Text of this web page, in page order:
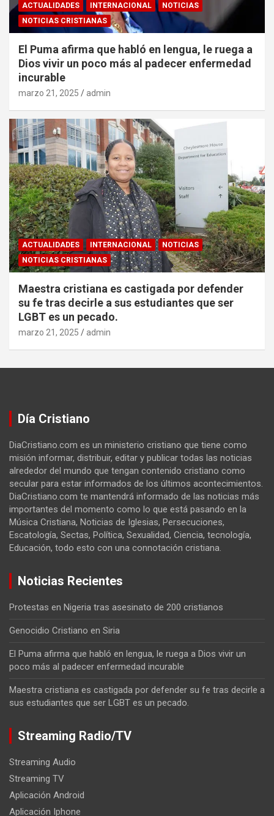
ACTUALIDADES INTERNACIONAL
NOTICIAS
NOTICIAS CRISTIANAS
El Puma afirma que habló en lengua, le ruega a
Dios vivir un poco más al padecer enfermedad
incurable
marzo 21, 2025 admin
ACTUALIDADES INTERNACIONAL
NOTICIAS
NOTICIAS CRISTIANAS
Maestra cristiana es castigada por defender
su fe tras decirle a sus estudiantes que ser
LGBT es un pecado.
marzo 21, 2025 admin
Día Cristiano
DiaCristiano.com es un ministerio cristiano que tiene como
misión informar, distribuir, editar y publicar todas las noticias
alrededor del mundo que tengan contenido cristiano como
secular para estar informados de los últimos acontecimientos.
DiaCristiano.com te mantendrá informado de las noticias más
importantes del momento como lo que está pasando en la
Música Cristiana, Noticias de Iglesias, Persecuciones,
Escatología, Sectas, Política, Sexualidad, Ciencia, tecnología,
Educación, todo esto con una connotación cristiana.
Noticias Recientes
Protestas en Nigeria tras asesinato de 200 cristianos
Genocidio Cristiano en Siria
El Puma afirma que habló en lengua, le ruega a Dios vivir un
poco más al padecer enfermedad incurable
Maestra cristiana es castigada por defender su fe tras decirle a
sus estudiantes que ser LGBT es un pecado.
Streaming Radio/TV
Streaming Audio
Streaming TV
Aplicación Android
Aplicación Iphone